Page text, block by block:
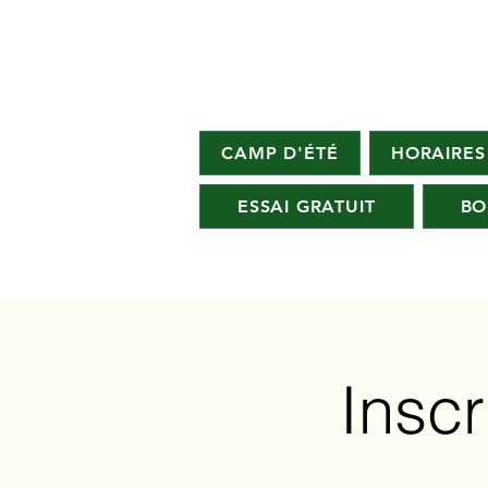
CAMP D'ÉTÉ HORAIRES
ESSAI GRATUIT